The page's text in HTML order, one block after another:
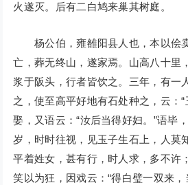
火遂灭。后有二白鸠来巢其树庭。
杨公伯，雍雒阳县人也，本以侩
亡，葬无终山，遂家焉。山高八十里
浆于阪头，行者皆饮之。三年，有一
之，使至高平好地有石处种之，云：“
娶，又语云：“汝后当得好妇。”语毕
岁，时时往视，见玉子生石上，人莫
平着姓女，甚有行，时人求，多不许
笑以为狂，因戏云：“得白璧一双来